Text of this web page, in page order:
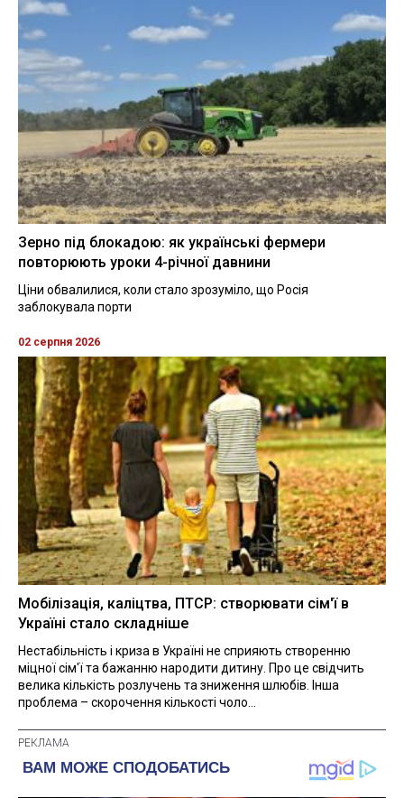
Зерно під блокадою: як українські фермери
повторюють уроки 4-річної давнини
Ціни обвалилися, коли стало зрозуміло, що Росія
заблокувала порти
02 серпня 2026
Мобілізація, каліцтва, ПТСР: створювати сім'ї в
Україні стало складніше
Нестабільність і криза в Україні не сприяють створенню
міцної сім'ї та бажанню народити дитину. Про це свідчить
велика кількість розлучень та зниження шлюбів. Інша
проблема – скорочення кількості чоло...